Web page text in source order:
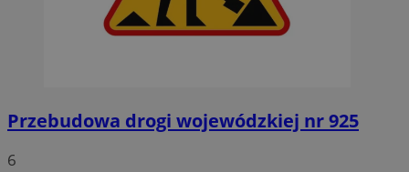
Przebudowa drogi wojewódzkiej nr 925
6